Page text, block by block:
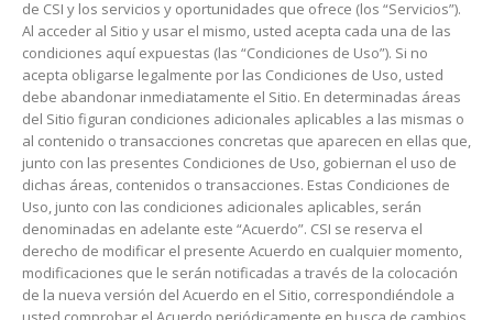
de CSI y los servicios y oportunidades que ofrece (los “Servicios”).
Al acceder al Sitio y usar el mismo, usted acepta cada una de las
condiciones aquí expuestas (las “Condiciones de Uso”). Si no
acepta obligarse legalmente por las Condiciones de Uso, usted
debe abandonar inmediatamente el Sitio. En determinadas áreas
del Sitio figuran condiciones adicionales aplicables a las mismas o
al contenido o transacciones concretas que aparecen en ellas que,
junto con las presentes Condiciones de Uso, gobiernan el uso de
dichas áreas, contenidos o transacciones. Estas Condiciones de
Uso, junto con las condiciones adicionales aplicables, serán
denominadas en adelante este “Acuerdo”. CSI se reserva el
derecho de modificar el presente Acuerdo en cualquier momento,
modificaciones que le serán notificadas a través de la colocación
de la nueva versión del Acuerdo en el Sitio, correspondiéndole a